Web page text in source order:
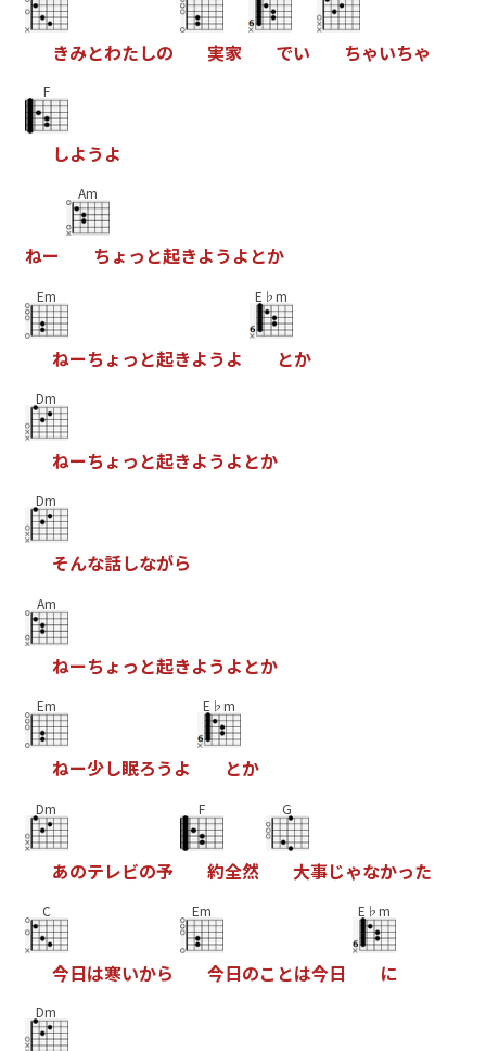
きみとわたしの 実家 でい ちゃいちゃ
F
しよう よ
ねー
Am
ちょ っ と起きよう よ とか
Em
ねーちょ っ と起きよう よ
E♭m
とか
Dm
ねーちょ っ と起きよう よ とか
Dm
そんな話しながら
Am
ねーちょ っ と起きよう よ とか
Em
ねー少し眠ろう よ
E♭m
とか
Dm
あのテレビの予
F
約全然
G
大事じゃなかった
C
今日は寒いから
Em
今日のこ とは今日
E♭m
に
Dm